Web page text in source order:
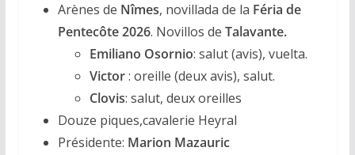
Arènes de Nîmes, novillada de la Féria de
Pentecôte 2026. Novillos de Talavante.
Emiliano Osornio: salut (avis), vuelta.
Victor: oreille (deux avis), salut.
Clovis: salut, deux oreilles
Douze piques,cavalerie Heyral
Présidente: Marion Mazauric